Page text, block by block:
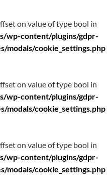
on value of type bool in
wp-content/plugins/gdpr-
modals/cookie_settings.php
on value of type bool in
wp-content/plugins/gdpr-
modals/cookie_settings.php
on value of type bool in
wp-content/plugins/gdpr-
modals/cookie_settings.php